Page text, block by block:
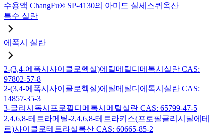
수용액 ChangFu® SP-4130의 아미드 실세스퀴옥산
특수 실란
에폭시 실란
2-(3,4-에폭시사이클로헥실)에틸메틸디메톡시실란 CAS:
97802-57-8
2-(3,4-에폭시사이클로헥실)에틸메틸디에톡시실란 CAS:
14857-35-3
3-글리시독시프로필디메톡시메틸실란 CAS: 65799-47-5
2,4,6,8-테트라메틸-2,4,6,8-테트라키스(프로필글리시딜에테
르)사이클로테트라실록산 CAS: 60665-85-2